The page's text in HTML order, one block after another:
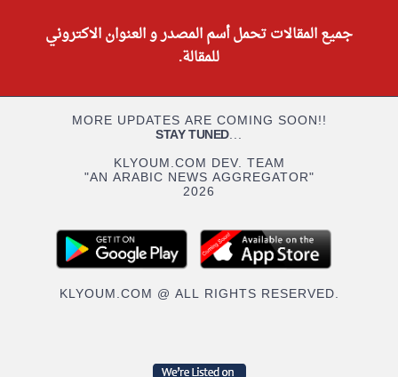
جميع المقالات تحمل أسم المصدر و العنوان الاكتروني
للمقالة.
MORE UPDATES ARE COMING SOON!!
STAY TUNED...
KLYOUM.COM DEV. TEAM
"AN ARABIC NEWS AGGREGATOR"
2026
KLYOUM.COM @ ALL RIGHTS RESERVED.